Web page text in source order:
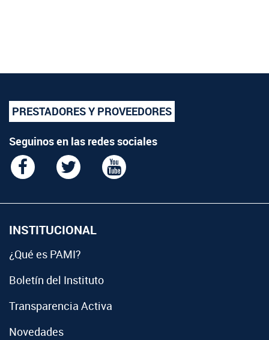
PRESTADORES Y PROVEEDORES
Seguinos en las redes sociales
INSTITUCIONAL
¿Qué es PAMI?
Boletín del Instituto
Transparencia Activa
Novedades